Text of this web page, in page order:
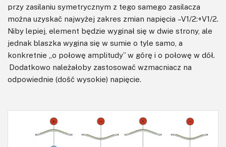
przy zasilaniu symetrycznym z tego samego zasilacza
można uzyskać najwyżej zakres zmian napięcia –V1/2:+V1/2.
Niby lepiej, element będzie wyginał się w dwie strony, ale
jednak blaszka wygina się w sumie o tyle samo, a
konkretnie „o połowę amplitudy” w górę i o połowę w dół.
Dodatkowo należałoby zastosować wzmacniacz na
odpowiednie (dość wysokie) napięcie.